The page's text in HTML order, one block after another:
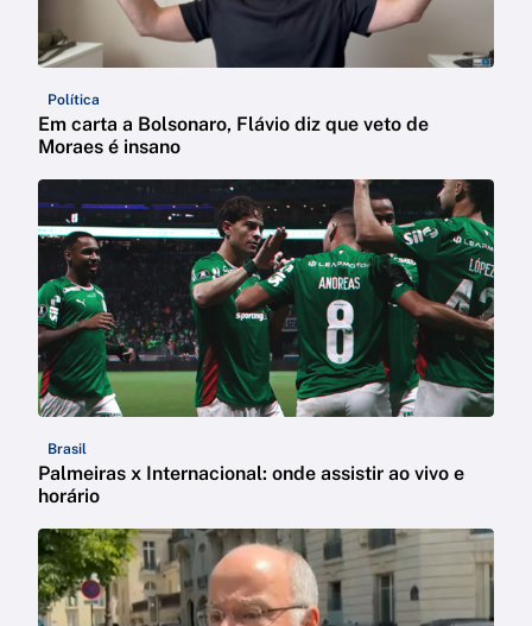
Política
Em carta a Bolsonaro, Flávio diz que veto de
Moraes é insano
Brasil
Palmeiras x Internacional: onde assistir ao vivo e
horário